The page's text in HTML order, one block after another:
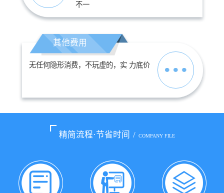
不一
其他费用
无任何隐形消费，不玩虚的，实 力底价
精简流程·节省时间 / COMPANY FILE